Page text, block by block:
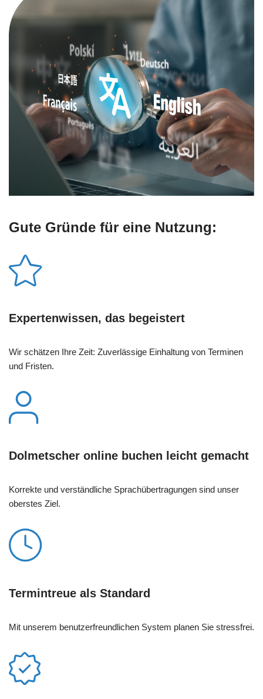
Gute Gründe für eine Nutzung:
Expertenwissen, das begeistert
Wir schätzen Ihre Zeit: Zuverlässige Einhaltung von Terminen
und Fristen.
Dolmetscher online buchen leicht gemacht
Korrekte und verständliche Sprachübertragungen sind unser
oberstes Ziel.
Termintreue als Standard
Mit unserem benutzerfreundlichen System planen Sie stressfrei.